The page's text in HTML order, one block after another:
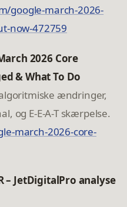
google-march-2026-
now-472759
2026 Core
& What To Do
ændringer,
og E-E-A-T skærpelse.
march-2026-core-
– JetDigitalPro analyse